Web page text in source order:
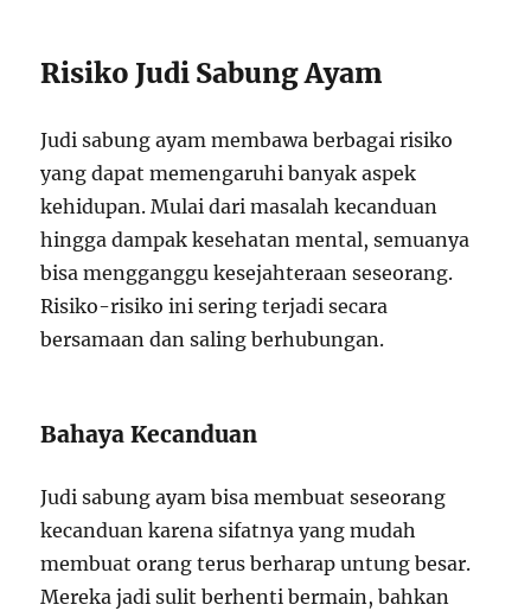
Risiko Judi Sabung Ayam
Judi sabung ayam membawa berbagai risiko
yang dapat memengaruhi banyak aspek
kehidupan. Mulai dari masalah kecanduan
hingga dampak kesehatan mental, semuanya
bisa mengganggu kesejahteraan seseorang.
Risiko-risiko ini sering terjadi secara
bersamaan dan saling berhubungan.
Bahaya Kecanduan
Judi sabung ayam bisa membuat seseorang
kecanduan karena sifatnya yang mudah
membuat orang terus berharap untung besar.
Mereka jadi sulit berhenti bermain, bahkan